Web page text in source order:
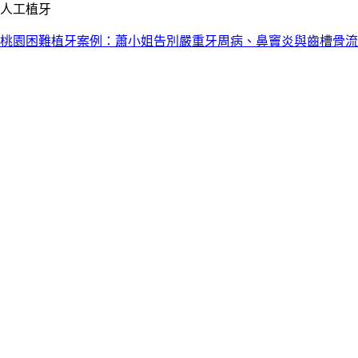
人工植牙
桃園困難植牙案例：蕭小姐告別嚴重牙周病、鼻竇炎與齒槽骨